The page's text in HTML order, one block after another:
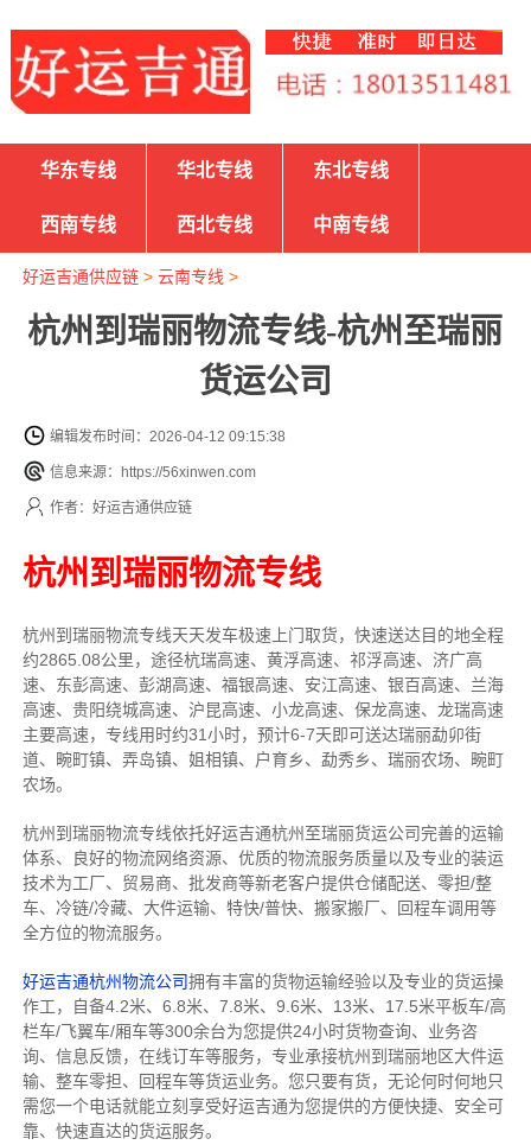
华东专线 华北专线 东北专线
西南专线 西北专线 中南专线
好运吉通供应链> 云南专线 >
杭州到瑞丽物流专线-杭州至瑞丽
货运公司
编辑发布时间：2026-04-12 09:15:38
信息来源：https://56xinwen.com
作者：好运吉通供应链
杭州到瑞丽物流专线
杭州到瑞丽物流专线天天发车极速上门取货，快速送达目的地全程
约2865.08公里，途径杭瑞高速、黄浮高速、祁浮高速、济广高
速、东彭高速、彭湖高速、福银高速、安江高速、银百高速、兰海
高速、贵阳绕城高速、沪昆高速、小龙高速、保龙高速、龙瑞高速
主要高速，专线用时约31小时，预计6-7天即可送达瑞丽勐卯街
道、畹町镇、弄岛镇、姐相镇、户育乡、勐秀乡、瑞丽农场、畹町
农场。
杭州到瑞丽物流专线依托好运吉通杭州至瑞丽货运公司完善的运输
体系、良好的物流网络资源、优质的物流服务质量以及专业的装运
技术为工厂、贸易商、批发商等新老客户提供仓储配送、零担/整
车、冷链/冷藏、大件运输、特快/普快、搬家搬厂、回程车调用等
全方位的物流服务。
好运吉通杭州物流公司拥有丰富的货物运输经验以及专业的货运操
作工，自备4.2米、6.8米、7.8米、9.6米、13米、17.5米平板车/高
栏车/飞翼车/厢车等300余台为您提供24小时货物查询、业务咨
询、信息反馈，在线订车等服务， 专业承接杭州到瑞丽地区大件运
输、整车零担、回程车等货运业务。 您只要有货，无论何时何地只
需您一个电话就能立刻享受好运吉通为您提供的方便快捷、安全可
靠、快速直达的货运服务。